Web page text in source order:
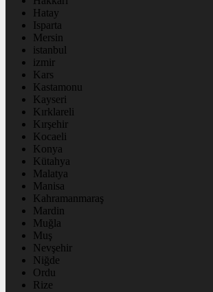
Hatay
Isparta
Mersin
istanbul
izmir
Kars
Kastamonu
Kayseri
Kırklareli
Kırşehir
Kocaeli
Konya
Kütahya
Malatya
Manisa
Kahramanmaraş
Mardin
Muğla
Muş
Nevşehir
Niğde
Ordu
Rize